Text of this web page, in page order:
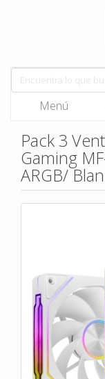
Menú
Pack 3
Gaming
ARGB/